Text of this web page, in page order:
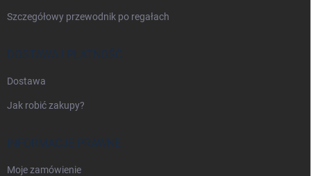
Szczegółowy przewodnik po regałach
DOSTAWA I PŁATNOŚĆ
Dostawa
Jak robić zakupy?
INFORMACJE PRAWNE
Moje zamówienie